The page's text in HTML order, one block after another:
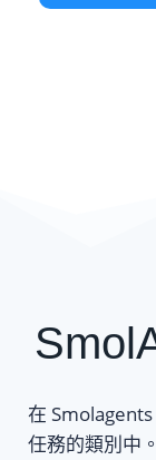
在
任務的類別中